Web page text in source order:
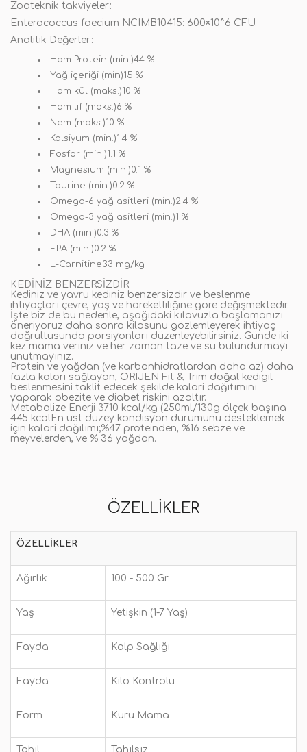
Zooteknik takviyeler:
Enterococcus faecium NCIMB10415: 600×10^6 CFU.
Analitik Değerler:
Ham Protein (min.)44 %
Yağ içeriği (min)15 %
Ham kül (maks.)10 %
Ham lif (maks.)6 %
Nem (maks.)10 %
Kalsiyum (min.)1.4 %
Fosfor (min.)1.1 %
Magnesium (min.)0.1 %
Taurine (min.)0.2 %
Omega-6 yağ asitleri (min.)2.4 %
Omega-3 yağ asitleri (min.)1 %
DHA (min.)0.3 %
EPA (min.)0.2 %
L-Carnitine33 mg/kg
KEDİNİZ BENZERSİZDİR
Kediniz ve yavru kediniz benzersizdir ve beslenme
ihtiyaçları çevre, yaş ve hareketliliğine göre değişmektedir.
İşte biz de bu nedenle, aşağıdaki kılavuzla başlamanızı
öneriyoruz daha sonra kilosunu gözlemleyerek ihtiyaç
doğrultusunda porsiyonları düzenleyebilirsiniz. Günde iki
kez mama veriniz ve her zaman taze ve su bulundurmayı
unutmayınız.
Protein ve yağdan (ve karbonhidratlardan daha az) daha
fazla kalori sağlayan, ORIJEN Fit & Trim doğal kedigil
beslenmesini taklit edecek şekilde kalori dağıtımını
yaparak obezite ve diabet riskini azaltır.
Metabolize Enerji 3710 kcal/kg (250ml/130g ölçek başına
445 kcalEn üst düzey kondisyon durumunu desteklemek
için kalori dağılımı;%47 proteinden, %16 sebze ve
meyvelerden, ve % 36 yağdan.
ÖZELLIKLER
ÖZELLIKLER
Ağırlık 100 - 500 Gr
Yaş Yetişkin (1-7 Yaş)
Fayda Kalp Sağlığı
Fayda Kilo Kontrolü
Form Kuru Mama
Tahıl Tahılsız